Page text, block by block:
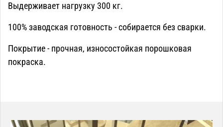
Выдерживает нагрузку 300 кг.
100% заводская готовность - собирается без сварки.
Покрытие - прочная, износостойкая порошковая
покраска.